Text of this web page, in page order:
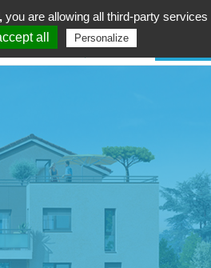
you are allowing all third-party services
all
Personalize